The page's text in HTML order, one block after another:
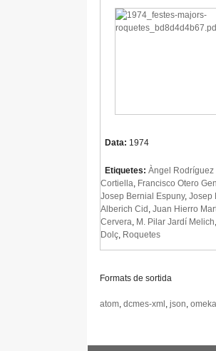
Data: 1974
Etiquetes: Àngel Rodríguez
Cortiella, Francisco Otero
Josep Bernial Espuny, Josep
Alberich Cid , Juan Hierro
Cervera, M. Pilar Jardí Melich,
Dolç, Roquetes
Formats de sortida
atom, dcmes-xml , json,